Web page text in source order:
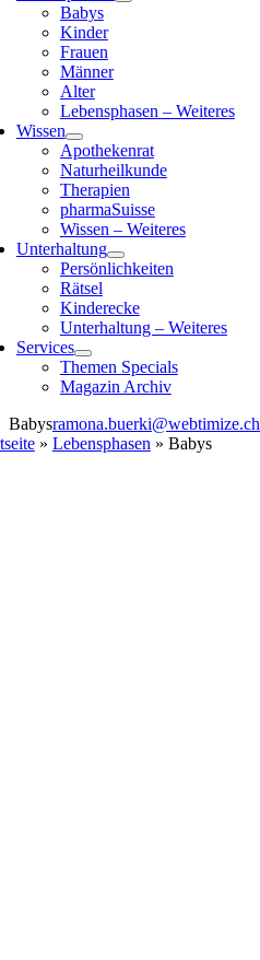
Babys
Kinder
Frauen
Männer
Alter
Lebensphasen – Weiteres
Wissen
Apothekenrat
Naturheilkunde
Therapien
pharmaSuisse
Wissen – Weiteres
Unterhaltung
Persönlichkeiten
Rätsel
Kinderecke
Unterhaltung – Weiteres
Services
Themen Specials
Magazin Archiv
Babysramona.buerki@webtimize.ch
» Lebensphasen » Babys